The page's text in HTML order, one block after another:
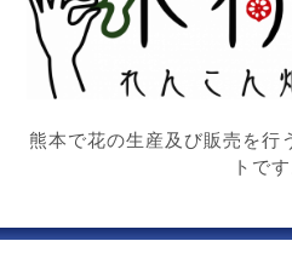
熊本で花の生産及び販売を
トです